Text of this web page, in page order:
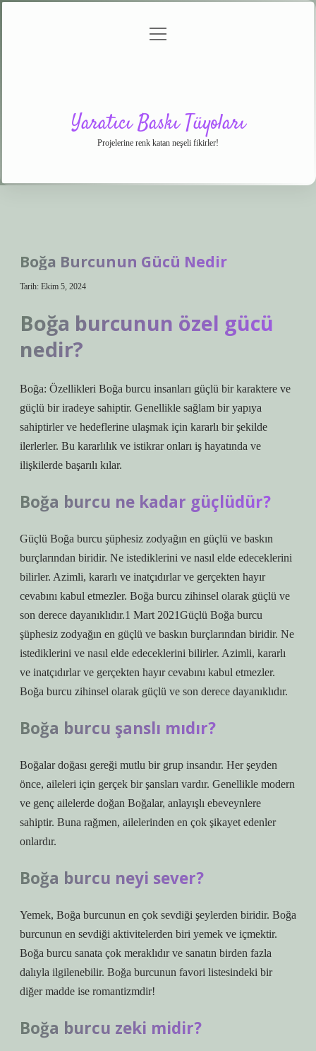
menüyü
Yaratıcı Baskı Tüyoları
Projelerine renk katan neşeli fikirler!
Boğa Burcunun Gücü Nedir
Tarih: Ekim 5, 2024
Boğa burcunun özel gücü
nedir?
Boğa: Özellikleri Boğa burcu insanları güçlü bir karaktere ve
güçlü bir iradeye sahiptir. Genellikle sağlam bir yapıya
sahiptirler ve hedeflerine ulaşmak için kararlı bir şekilde
ilerlerler. Bu kararlılık ve istikrar onları iş hayatında ve
ilişkilerde başarılı kılar.
Boğa burcu ne kadar güçlüdür?
Güçlü Boğa burcu şüphesiz zodyağın en güçlü ve baskın
burçlarından biridir. Ne istediklerini ve nasıl elde edeceklerini
bilirler. Azimli, kararlı ve inatçıdırlar ve gerçekten hayır
cevabını kabul etmezler. Boğa burcu zihinsel olarak güçlü ve
son derece dayanıklıdır.1 Mart 2021Güçlü Boğa burcu
şüphesiz zodyağın en güçlü ve baskın burçlarından biridir. Ne
istediklerini ve nasıl elde edeceklerini bilirler. Azimli, kararlı
ve inatçıdırlar ve gerçekten hayır cevabını kabul etmezler.
Boğa burcu zihinsel olarak güçlü ve son derece dayanıklıdır.
Boğa burcu şanslı mıdır?
Boğalar doğası gereği mutlu bir grup insandır. Her şeyden
önce, aileleri için gerçek bir şansları vardır. Genellikle modern
ve genç ailelerde doğan Boğalar, anlayışlı ebeveynlere
sahiptir. Buna rağmen, ailelerinden en çok şikayet edenler
onlardır.
Boğa burcu neyi sever?
Yemek, Boğa burcunun en çok sevdiği şeylerden biridir. Boğa
burcunun en sevdiği aktivitelerden biri yemek ve içmektir.
Boğa burcu sanata çok meraklıdır ve sanatın birden fazla
dalıyla ilgilenebilir. Boğa burcunun favori listesindeki bir
diğer madde ise romantizmdir!
Boğa burcu zeki midir?